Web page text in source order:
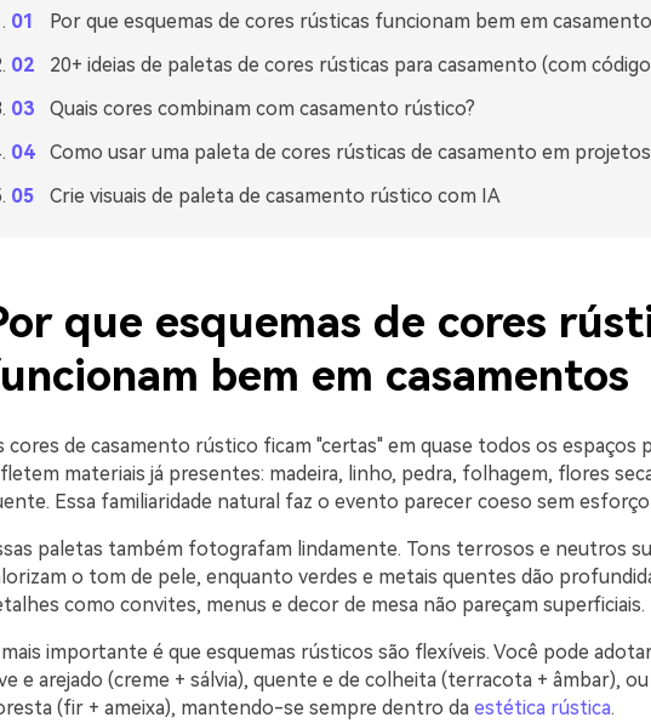
Por que esquemas de cores rústicas funcionam bem em
20+ ideias de paletas de cores rústicas para casamento (com
Quais cores combinam com casamento rústico?
Como usar uma paleta de cores rústicas de casamento em
Crie visuais de paleta de casamento rústico com IA
que esquemas de cores
bem em casamentos
cores de casamento rústico ficam "certas" em quase todos os espaços
materiais já presentes: madeira, linho, pedra, folhagem, flores
Essa familiaridade natural faz o evento parecer coeso sem esforço
paletas também fotografam lindamente. Tons terrosos e neutros
o tom de pele, enquanto verdes e metais quentes dão
como convites, menus e decor de mesa não pareçam superficiais.
importante é que esquemas rústicos são flexíveis. Você pode
e arejado (creme + sálvia), quente e de colheita (terracota + âmbar),
(fir + ameixa), mantendo-se sempre dentro da estética rústica.